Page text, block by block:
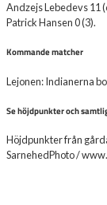
Andzejs Lebedevs 11
Patrick Hansen 0 (3).
Kommande matcher
Lejonen: Indianerna
Se höjdpunkter och
Höjdpunkter från
SarnehedPhoto /